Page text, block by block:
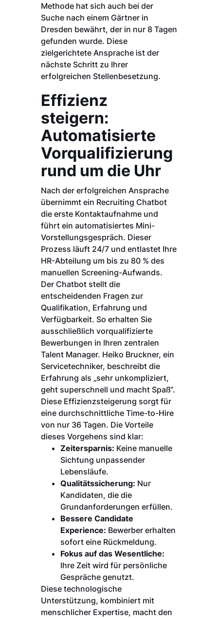
Methode hat sich auch bei der
Suche nach einem Gärtner in
Dresden bewährt, der in nur 8 Tagen
gefunden wurde. Diese
zielgerichtete Ansprache ist der
nächste Schritt zu Ihrer
erfolgreichen Stellenbesetzung.
Effizienz
steigern:
Automatisierte
Vorqualifizierung
rund um die Uhr
Nach der erfolgreichen Ansprache
übernimmt ein Recruiting Chatbot
die erste Kontaktaufnahme und
führt ein automatisiertes Mini-
Vorstellungsgespräch. Dieser
Prozess läuft 24/7 und entlastet Ihre
HR-Abteilung um bis zu 80 % des
manuellen Screening-Aufwands.
Der Chatbot stellt die
entscheidenden Fragen zur
Qualifikation, Erfahrung und
Verfügbarkeit. So erhalten Sie
ausschließlich vorqualifizierte
Bewerbungen in Ihren zentralen
Talent Manager. Heiko Bruckner, ein
Servicetechniker, beschreibt die
Erfahrung als „sehr unkompliziert,
geht superschnell und macht Spaß“.
Diese Effizienzsteigerung sorgt für
eine durchschnittliche Time-to-Hire
von nur 36 Tagen. Die Vorteile
dieses Vorgehens sind klar:
Zeitersparnis: Keine manuelle
Sichtung unpassender
Lebensläufe.
Qualitätssicherung: Nur
Kandidaten, die die
Grundanforderungen erfüllen.
Bessere Candidate
Experience: Bewerber erhalten
sofort eine Rückmeldung.
Fokus auf das Wesentliche:
Ihre Zeit wird für persönliche
Gespräche genutzt.
Diese technologische
Unterstützung, kombiniert mit
menschlicher Expertise, macht den